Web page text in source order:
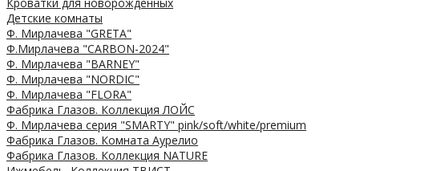
Детские комнаты
Ф. Мирлачева "GRETA"
Ф.Мирлачева "CARBON-2024"
Ф. Мирлачева "BARNEY"
Ф. Мирлачева "NORDIC"
Ф. Мирлачева "FLORA"
Фабрика Глазов. Коллекция ЛОЙС
Ф. Мирлачева серия "SMARTY" pink/soft/white/premium
Фабрика Глазов. Комната Аурелио
Фабрика Глазов. Коллекция NATURE